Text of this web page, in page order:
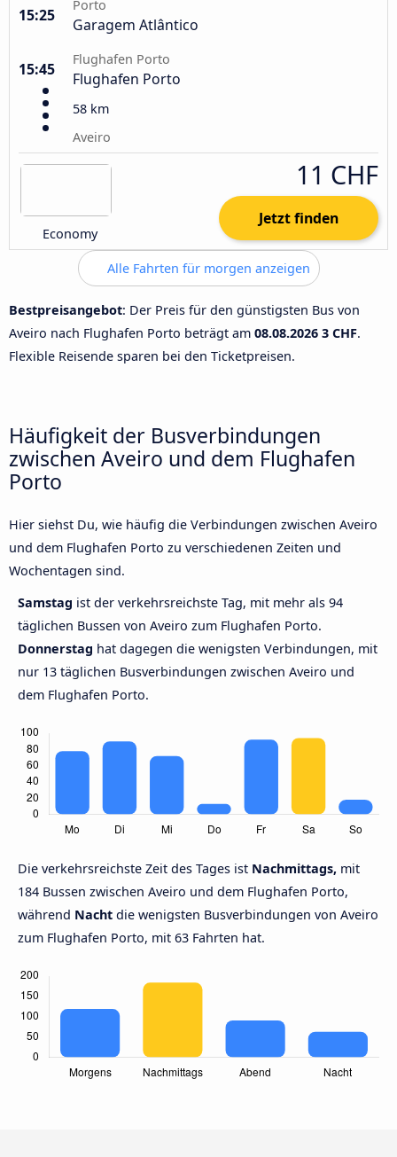
15:25
Porto
Garagem Atlântico
15:45
Flughafen Porto
Flughafen Porto
58 km
Aveiro
Economy
11 CHF
Jetzt finden
Alle Fahrten für morgen anzeigen
Bestpreisangebot: Der Preis für den günstigsten Bus von
Aveiro nach Flughafen Porto beträgt am 08.08.2026 3 CHF.
Flexible Reisende sparen bei den Ticketpreisen.
Häufigkeit der Busverbindungen
zwischen Aveiro und dem Flughafen
Porto
Hier siehst Du, wie häufig die Verbindungen zwischen Aveiro
und dem Flughafen Porto zu verschiedenen Zeiten und
Wochentagen sind.
Samstag ist der verkehrsreichste Tag, mit mehr als 94
täglichen Bussen von Aveiro zum Flughafen Porto.
Donnerstag hat dagegen die wenigsten Verbindungen, mit
nur 13 täglichen Busverbindungen zwischen Aveiro und
dem Flughafen Porto.
Die verkehrsreichste Zeit des Tages ist Nachmittags, mit
184 Bussen zwischen Aveiro und dem Flughafen Porto,
während Nacht die wenigsten Busverbindungen von Aveiro
zum Flughafen Porto, mit 63 Fahrten hat.